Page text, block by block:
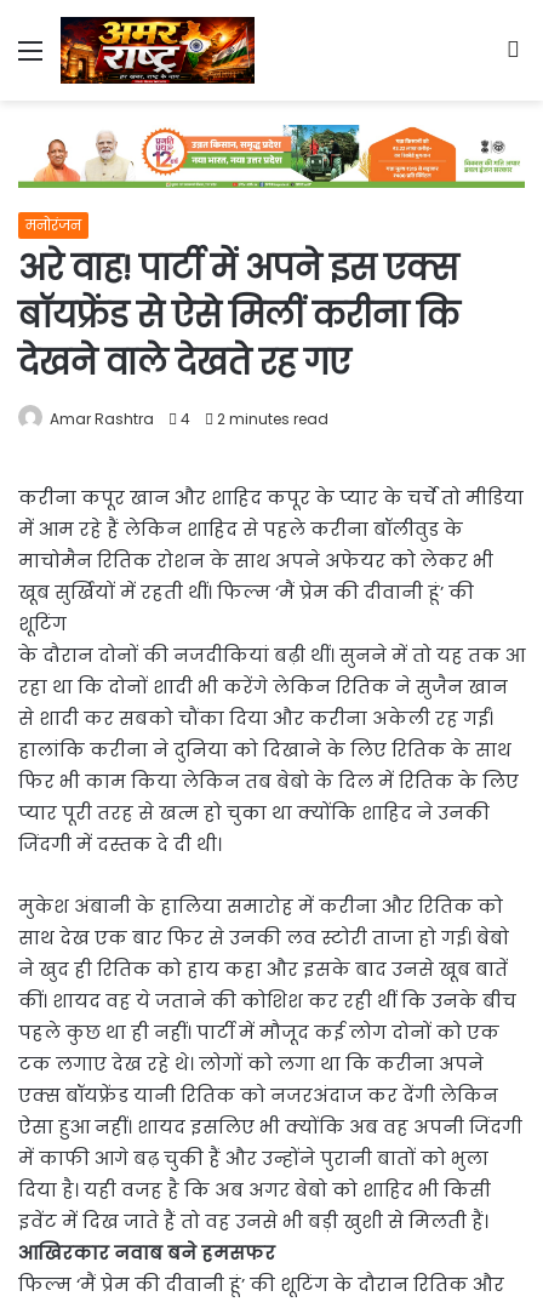
Menu
मनोरंजन
अरे वाह! पार्टी में अपने इस एक्स
बॉयफ्रेंड से ऐसे मिलीं करीना कि
देखने वाले देखते रह गए
Amar Rashtra 4 2 minutes read
करीना कपूर खान और शाहिद कपूर के प्यार के चर्चे तो मीडिया
में आम रहे हैं लेकिन शाहिद से पहले करीना बॉलीवुड के
माचोमैन रितिक रोशन के साथ अपने अफेयर को लेकर भी
खूब सुर्खियों में रहती थीं। फिल्म ‘मैं प्रेम की दीवानी हूं’ की
शूटिंग
के दौरान दोनों की नजदीकियां बढ़ी थीं। सुनने में तो यह तक आ
रहा था कि दोनों शादी भी करेंगे लेकिन रितिक ने सुजैन खान
से शादी कर सबको चौंका दिया और करीना अकेली रह गईं।
हालांकि करीना ने दुनिया को दिखाने के लिए रितिक के साथ
फिर भी काम किया लेकिन तब बेबो के दिल में रितिक के लिए
प्यार पूरी तरह से खत्म हो चुका था क्योंकि शाहिद ने उनकी
जिंदगी में दस्तक दे दी थी।
मुकेश अंबानी के हालिया समारोह में करीना और रितिक को
साथ देख एक बार फिर से उनकी लव स्टोरी ताजा हो गई। बेबो
ने खुद ही रितिक को हाय कहा और इसके बाद उनसे खूब बातें
कीं। शायद वह ये जताने की कोशिश कर रही थीं कि उनके बीच
पहले कुछ था ही नहीं। पार्टी में मौजूद कई लोग दोनों को एक
टक लगाए देख रहे थे। लोगों को लगा था कि करीना अपने
एक्स बॉयफ्रेंड यानी रितिक को नजरअंदाज कर देंगी लेकिन
ऐसा हुआ नहीं। शायद इसलिए भी क्योंकि अब वह अपनी जिंदगी
में काफी आगे बढ़ चुकी हैं और उन्होंने पुरानी बातों को भुला
दिया है। यही वजह है कि अब अगर बेबो को शाहिद भी किसी
इवेंट में दिख जाते हैं तो वह उनसे भी बड़ी खुशी से मिलती हैं।
आखिरकार नवाब बने हमसफर
फिल्म ‘मैं प्रेम की दीवानी हूं’ की शूटिंग के दौरान रितिक और